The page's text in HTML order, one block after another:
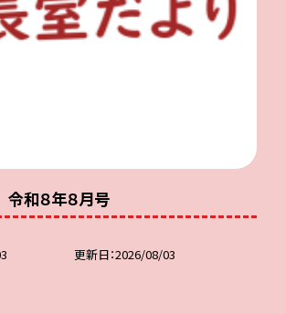
和８年８月号
更新日 2026/08/03